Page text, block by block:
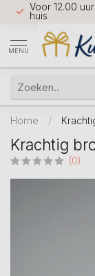
Voor 12.00
huis
MENU
Home /
Krachtig
(0)